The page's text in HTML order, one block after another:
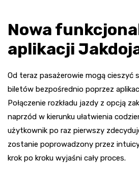
Nowa
aplikacji
Od teraz pasażerowie mogą cieszyć
biletów bezpośrednio poprzez
Połączenie rozkładu jazdy z opcją
naprzód w kierunku ułatwienia
użytkownik po raz pierwszy
zostanie poprowadzony przez
krok po kroku wyjaśni cały proces.